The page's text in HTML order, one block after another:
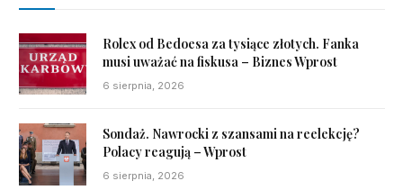
Rolex od Bedoesa za tysiące złotych. Fanka
musi uważać na fiskusa – Biznes Wprost
6 sierpnia, 2026
Sondaż. Nawrocki z szansami na reelekcję?
Polacy reagują – Wprost
6 sierpnia, 2026